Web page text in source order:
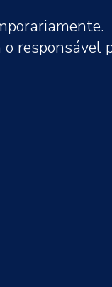
responsável